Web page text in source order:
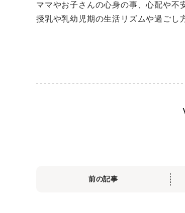
ママやお子さんの心身の事、心配や不
授乳や乳幼児期の生活リズムや過ごし
前の記事